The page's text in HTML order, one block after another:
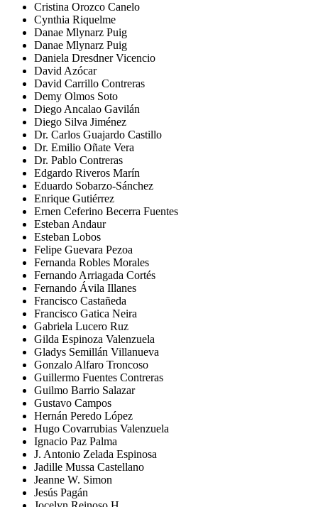
Cristina Orozco Canelo
Cynthia Riquelme
Danae Mlynarz Puig
Danae Mlynarz Puig
Daniela Dresdner Vicencio
David Azócar
David Carrillo Contreras
Demy Olmos Soto
Diego Ancalao Gavilán
Diego Silva Jiménez
Dr. Carlos Guajardo Castillo
Dr. Emilio Oñate Vera
Dr. Pablo Contreras
Edgardo Riveros Marín
Eduardo Sobarzo-Sánchez
Enrique Gutiérrez
Ernen Ceferino Becerra Fuentes
Esteban Andaur
Esteban Lobos
Felipe Guevara Pezoa
Fernanda Robles Morales
Fernando Arriagada Cortés
Fernando Ávila Illanes
Francisco Castañeda
Francisco Gatica Neira
Gabriela Lucero Ruz
Gilda Espinoza Valenzuela
Gladys Semillán Villanueva
Gonzalo Alfaro Troncoso
Guillermo Fuentes Contreras
Guilmo Barrio Salazar
Gustavo Campos
Hernán Peredo López
Hugo Covarrubias Valenzuela
Ignacio Paz Palma
J. Antonio Zelada Espinosa
Jadille Mussa Castellano
Jeanne W. Simon
Jesús Pagán